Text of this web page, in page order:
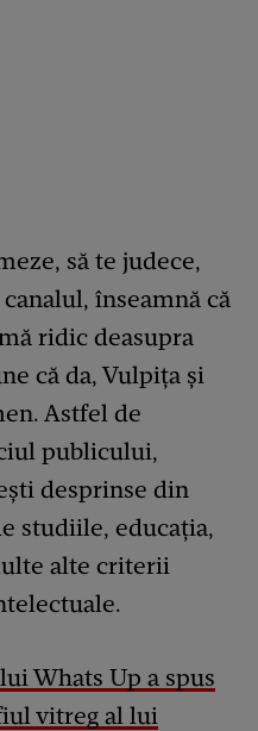
să te judece,
înseamnă că
ridic deasupra
că da, Vulpița şi
Astfel de
publicului,
desprinse din
studiile, educația,
alte criterii
Whats Up a spus
vitreg al lui